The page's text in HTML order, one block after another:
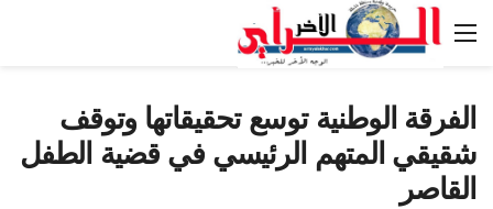
الفرقة الوطنية توسع تحقيقاتها وتوقف
شقيقي المتهم الرئيسي في قضية الطفل
القاصر